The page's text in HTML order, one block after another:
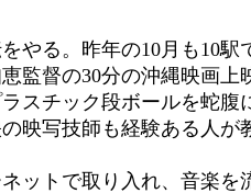
る。昨年の10月も10駅
督の30分の沖縄映画上
スチック段ボールを蛇腹
写技師も経験ある人が
トで取り入れ、音楽を